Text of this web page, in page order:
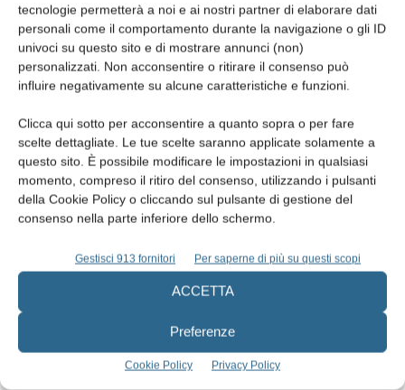
tecnologie permetterà a noi e ai nostri partner di elaborare dati
personali come il comportamento durante la navigazione o gli ID
univoci su questo sito e di mostrare annunci (non)
personalizzati. Non acconsentire o ritirare il consenso può
influire negativamente su alcune caratteristiche e funzioni.
Clicca qui sotto per acconsentire a quanto sopra o per fare
scelte dettagliate. Le tue scelte saranno applicate solamente a
questo sito. È possibile modificare le impostazioni in qualsiasi
momento, compreso il ritiro del consenso, utilizzando i pulsanti
della Cookie Policy o cliccando sul pulsante di gestione del
consenso nella parte inferiore dello schermo.
Gestisci 913 fornitori Per saperne di più su questi scopi
ACCETTA
Preferenze
Cookie Policy Privacy Policy
Edicola web